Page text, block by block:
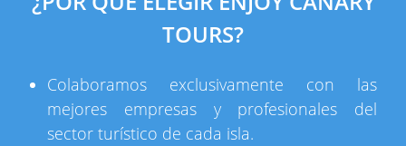
TOURS?
Colaboramos exclusivamente con las
mejores empresas y profesionales del
sector turístico de cada isla.